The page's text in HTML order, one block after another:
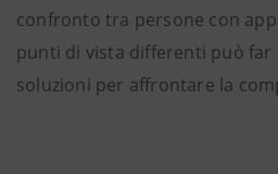
confronto tra persone con
punti di vista differenti può far
soluzioni per affrontare la